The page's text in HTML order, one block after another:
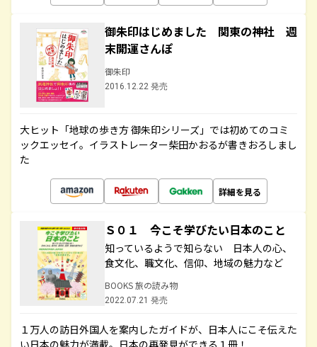
御朱印はじめました 関東の神社 週
末開運さんぽ
御朱印
2016.12.22 発売
大ヒット「地球の歩き方 御朱印シリーズ」では初めてのコミ
ックエッセイ。イラストレーター柴田かおるが書きおろしまし
た
詳細を見る
Ｓ０１ 今こそ学びたい日本のこと
知っているようで知らない 日本人の心、
食文化、職文化、信仰、地域の魅力など
BOOKS 旅の読み物
2022.07.21 発売
１万人の訪日外国人を案内したガイドが、日本人にこそ伝えた
い日本の魅力が満載。日本の再発見ができる１冊！